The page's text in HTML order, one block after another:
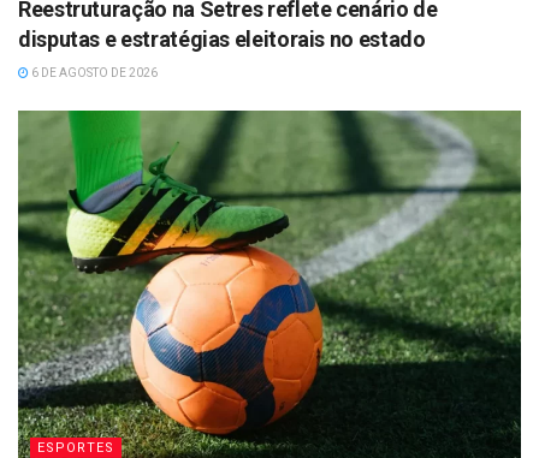
Reestruturação na Setres reflete cenário de
disputas e estratégias eleitorais no estado
6 DE AGOSTO DE 2026
ESPORTES